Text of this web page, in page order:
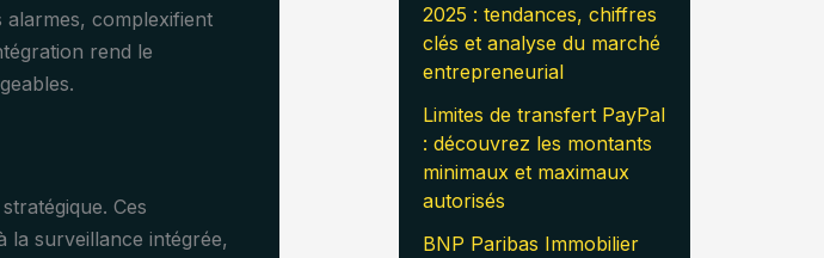
alarmes, complexifient
rend le
Ces
la surveillance intégrée,
2025 : tendances, chiffres
clés et analyse du marché
entrepreneurial
Limites de transfert PayPal
: découvrez les montants
minimaux et maximaux
autorisés
BNP Paribas Immobilier